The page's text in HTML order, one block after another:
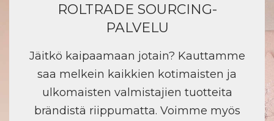
ROLTRADE SOURCING-
PALVELU
Jäitkö kaipaamaan jotain? Kauttamme
saa melkein kaikkien kotimaisten ja
ulkomaisten valmistajien tuotteita
brändistä riippumatta. Voimme myös